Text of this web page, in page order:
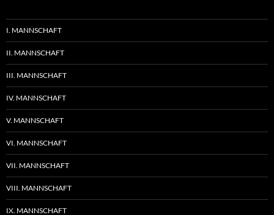
I. MANNSCHAFT
II. MANNSCHAFT
III. MANNSCHAFT
IV. MANNSCHAFT
V. MANNSCHAFT
VI. MANNSCHAFT
VII. MANNSCHAFT
VIII. MANNSCHAFT
IX. MANNSCHAFT